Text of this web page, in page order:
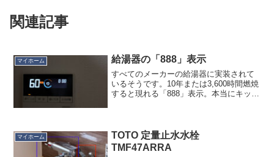
関連記事
マイホーム 給湯器の「888」表示
すべてのメーカーの給湯器に実装されて
いるそうです。10年または3,600時間燃焼
すると現れる「888」表示。本当にキッチ
ますし、ネ...
マイホーム
TOTO 定量止水水栓
TMF47ARRA